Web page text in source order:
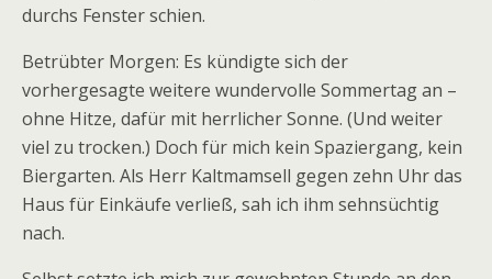
durchs Fenster schien.
Betrübter Morgen: Es kündigte sich der
vorhergesagte weitere wundervolle Sommertag an –
ohne Hitze, dafür mit herrlicher Sonne. (Und weiter
viel zu trocken.) Doch für mich kein Spaziergang, kein
Biergarten. Als Herr Kaltmamsell gegen zehn Uhr das
Haus für Einkäufe verließ, sah ich ihm sehnsüchtig
nach.